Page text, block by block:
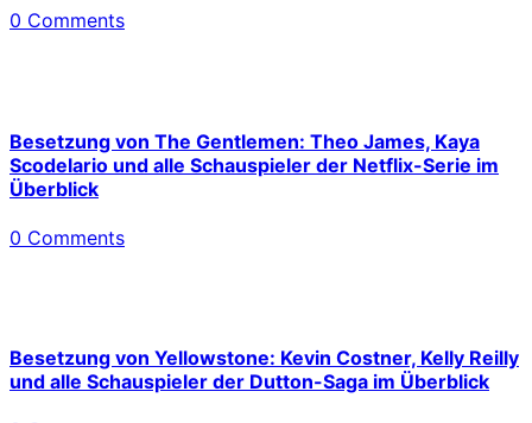
0 Comments
Besetzung von The Gentlemen: Theo James, Kaya
Scodelario und alle Schauspieler der Netflix-Serie im
Überblick
0 Comments
Besetzung von Yellowstone: Kevin Costner, Kelly Reilly
und alle Schauspieler der Dutton-Saga im Überblick